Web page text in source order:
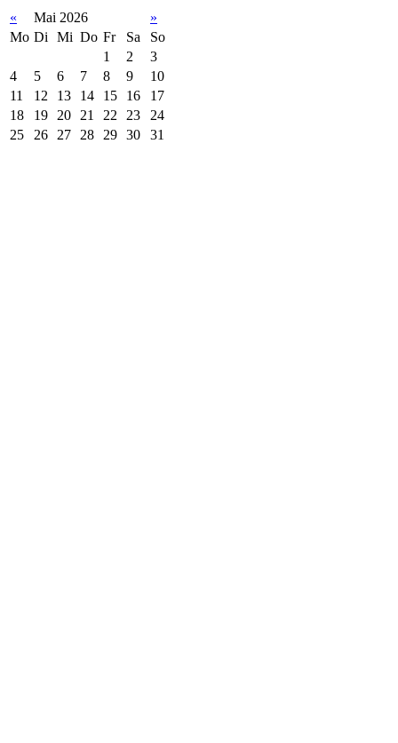
« Mai 2026
»
Mo Di Mi Do Fr Sa
So
1
2
3
4
5 6 7 8 9
10
11
12 13 14 15 16
17
18
19 20 21 22 23
24
25
26 27 28 29 30 31